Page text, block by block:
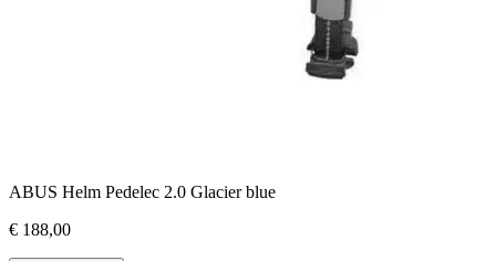
ABUS Helm Pedelec 2.0 Glacier blue
€ 188,00